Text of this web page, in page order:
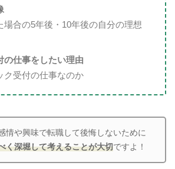
場合の5年後・10年後の自分の理想
の仕事をしたい理由
ク受付の仕事なのか
情や興味で転職して後悔しないために
く深堀して考えることが大切ですよ！